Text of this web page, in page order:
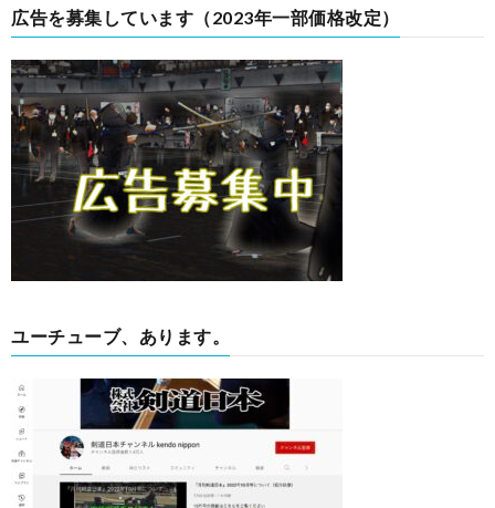
広告を募集しています（2023年一部価格改定）
ユーチューブ、あります。